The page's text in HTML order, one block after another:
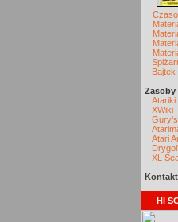
Bajtek
Zasoby
Atariki
XWiki
Atari
XL
Kontakt
HI